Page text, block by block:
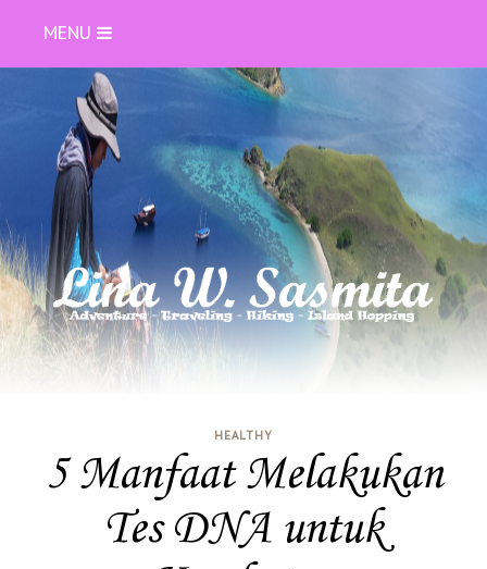
MENU
HEALTHY
5 Manfaat Melakukan
Tes DNA untuk